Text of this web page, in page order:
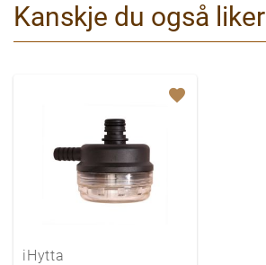
Kanskje du også liker
iHytta